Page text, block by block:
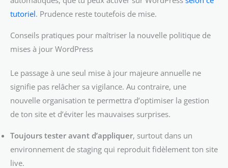
tutoriel. Prudence reste toutefois de mise.
Conseils pratiques pour maîtriser la nouvelle politique de
mises à jour WordPress
Le passage à une seul mise à jour majeure annuelle ne
signifie pas relâcher sa vigilance. Au contraire, une
nouvelle organisation te permettra d’optimiser la gestion
de ton site et d’éviter les mauvaises surprises.
Toujours tester avant d’appliquer, surtout dans un
environnement de staging qui reproduit fidèlement ton site
live.